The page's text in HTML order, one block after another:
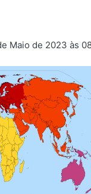
Maio de 2023 às